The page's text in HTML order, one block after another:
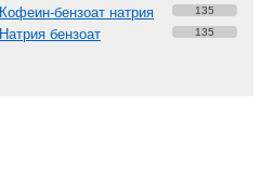
Кофеин-бензоат натрия 135
Натрия бензоат 135